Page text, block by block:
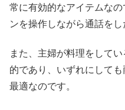
常に有効的なアイテムな
ンを操作しながら通話を
また、主婦が料理をして
的であり、いずれにして
最適なのです。